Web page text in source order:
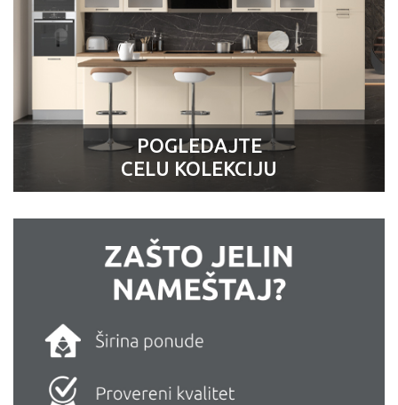
POGLEDAJTE
CELU KOLEKCIJU